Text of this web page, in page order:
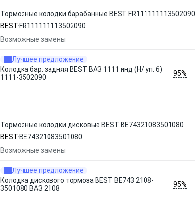
Тормозные колодки барабанные BEST FR111111113502090
BEST FR111111113502090
Возможные замены
Лучшее предложение
Колодка бар. задняя BEST ВАЗ 1111 инд (Н/ уп. 6)
1111-3502090
95%
Тормозные колодки дисковые BEST BE74321083501080
BEST BE74321083501080
Возможные замены
Лучшее предложение
Колодка дискового тормоза BEST ВЕ743 2108-
3501080 ВАЗ 2108
95%